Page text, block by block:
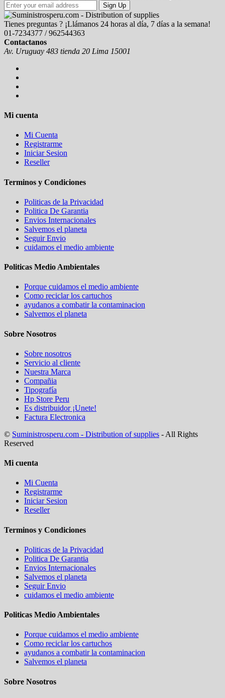
Sign Up
Tienes preguntas ? ¡Llámanos 24 horas al día, 7 días a la semana!
01-7234377 / 962544363
Contactanos
Av. Uruguay 483 tienda 20 Lima 15001
Mi cuenta
Mi Cuenta
Registrarme
Iniciar Sesion
Reseller
Terminos y Condiciones
Politicas de la Privacidad
Politica De Garantia
Envios Internacionales
Salvemos el planeta
Seguir Envio
cuidamos el medio ambiente
Politicas Medio Ambientales
Porque cuidamos el medio ambiente
Como reciclar los cartuchos
ayudanos a combatir la contaminacion
Salvemos el planeta
Sobre Nosotros
Sobre nosotros
Servicio al cliente
Nuestra Marca
Compañia
Tipografía
Hp Store Peru
Es distribuidor ¡Unete!
Factura Electronica
© Suministrosperu.com - Distribution of supplies - All Rights
Reserved
Mi cuenta
Mi Cuenta
Registrarme
Iniciar Sesion
Reseller
Terminos y Condiciones
Politicas de la Privacidad
Politica De Garantia
Envios Internacionales
Salvemos el planeta
Seguir Envio
cuidamos el medio ambiente
Politicas Medio Ambientales
Porque cuidamos el medio ambiente
Como reciclar los cartuchos
ayudanos a combatir la contaminacion
Salvemos el planeta
Sobre Nosotros